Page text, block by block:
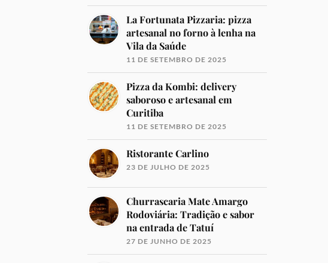
La Fortunata Pizzaria: pizza
artesanal no forno à lenha na
Vila da Saúde
11 DE SETEMBRO DE 2025
Pizza da Kombi: delivery
saboroso e artesanal em
Curitiba
11 DE SETEMBRO DE 2025
Ristorante Carlino
23 DE JULHO DE 2025
Churrascaria Mate Amargo
Rodoviária: Tradição e sabor
na entrada de Tatuí
27 DE JUNHO DE 2025